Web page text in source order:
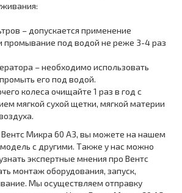
– допускается применение
промывание под водой не реже 3-4 раз
– необходимо использовать
его под водой.
колеса очищайте 1 раз в год с
мягкой сухой щетки, мягкой материи
Микра 60 А3, вы можете на нашем
модель с другими. Также у нас можно
экспертные мнения про Вентс
монтаж оборудования, запуск,
Мы осуществляем отправку